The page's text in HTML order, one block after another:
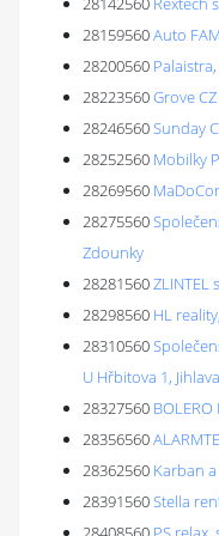
28159560Auto
28200560
28223560Grove CZ
28246560Sunday
28252560 Mobilky
28269560
28275560
Zdounky
28281560ZLINTEL
28298560 HL
28310560
U Hřbitova 1, Jihlava
28327560 BOLERO
28356560
28362560 Karban
28391560Stella